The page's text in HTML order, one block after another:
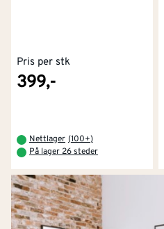
Pris per stk
399,-
Nettlager (100+)
På lager 26 steder